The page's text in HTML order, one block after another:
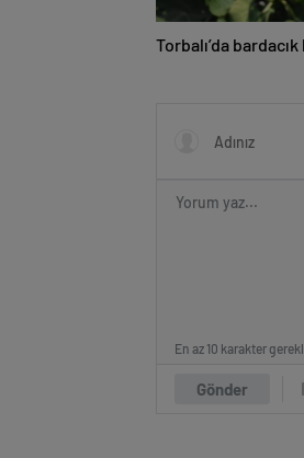
Torbalı’da
Gönder
En az 10 karakter